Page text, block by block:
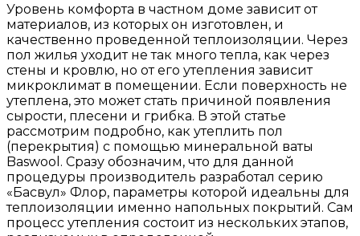
Уровень комфорта в частном доме зависит от
материалов, из которых он изготовлен, и
качественно проведенной теплоизоляции. Через
пол жилья уходит не так много тепла, как через
стены и кровлю, но от его утепления зависит
микроклимат в помещении. Если поверхность не
утеплена, это может стать причиной появления
сырости, плесени и грибка. В этой статье
рассмотрим подробно, как утеплить пол
(перекрытия) с помощью минеральной ваты
Baswool. Сразу обозначим, что для данной
процедуры производитель разработал серию
«Басвул» Флор, параметры которой идеальны для
теплоизоляции именно напольных покрытий. Сам
процесс утепления состоит из нескольких этапов,